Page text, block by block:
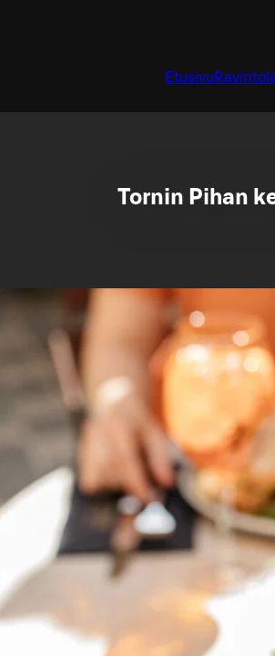
Etusivu
Tornin Pihan